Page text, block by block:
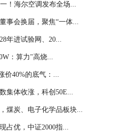
！海尔空调发布全场...
事会换届，聚焦“一体...
年进试验网、20...
：算力"高烧...
价40%的底气：...
集体收涨，科创50E...
煤炭、电子化学品板块...
占优，中证2000指...